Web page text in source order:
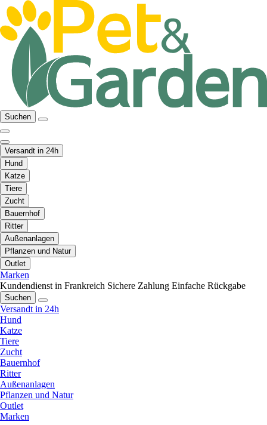
Suchen
Versandt in 24h
Hund
Katze
Tiere
Zucht
Bauernhof
Ritter
Außenanlagen
Pflanzen und Natur
Outlet
Marken
Kundendienst in Frankreich Sichere Zahlung Einfache Rückgabe
Suchen
Versandt in 24h
Hund
Katze
Tiere
Zucht
Bauernhof
Ritter
Außenanlagen
Pflanzen und Natur
Outlet
Marken